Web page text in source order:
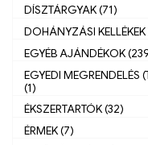
DÍSZTÁRGYAK (71)
DOHÁNYZÁSI
EGYÉB AJÁNDÉKOK
EGYEDI MEGRENDELÉS
(1)
ÉKSZERTARTÓK (32)
ÉRMEK (7)